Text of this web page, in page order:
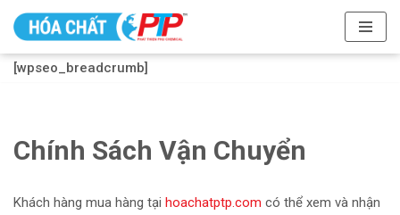
tới
[wpseo_breadcrumb]
Chính Sách Vận Chuyển
Khách hàng mua hàng tại hoachatptp.com có thể xem và nhận